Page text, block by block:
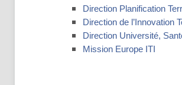
Direction Planification
Direction de l’Innovation
Direction Université,
Mission Europe ITI